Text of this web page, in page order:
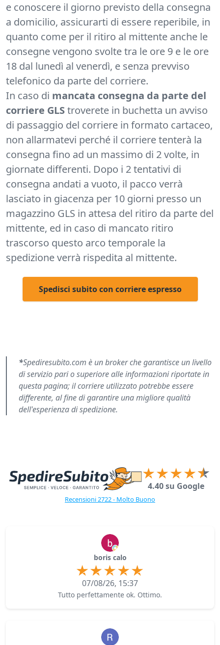
e conoscere il giorno previsto della consegna
a domicilio, assicurarti di essere reperibile, in
quanto come per il ritiro al mittente anche le
consegne vengono svolte tra le ore 9 e le ore
18 dal lunedì al venerdì, e senza prevviso
telefonico da parte del corriere.
In caso di mancata consegna da parte del
corriere GLStroverete in buchetta un avviso
di passaggio del corriere in formato cartaceo,
non allarmatevi perché il corriere tenterà la
consegna fino ad un massimo di 2 volte, in
giornate differenti. Dopo i 2 tentativi di
consegna andati a vuoto, il pacco verrà
lasciato in giacenza per 10 giorni presso un
magazzino GLS in attesa del ritiro da parte del
mittente, ed in caso di mancato ritiro
trascorso questo arco temporale la
spedizione verrà rispedita al mittente.
Spedisci subito con corriere espresso
*Spediresubito.com è un broker che garantisce un livello
di servizio pari o superiore alle informazioni riportate in
questa pagina; il corriere utilizzato potrebbe essere
differente, al fine di garantire una migliore qualità
dell'esperienza di spedizione.
4.40 su Google
Recensioni 2722 - Molto Buono
boris calo
07/08/26, 15:37
Tutto perfettamente ok. Ottimo.